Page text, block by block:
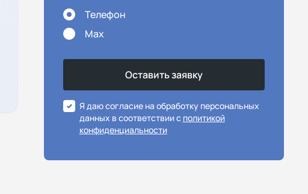
Телефон
Max
Я даю согласие на обработку персональных
данных в соответствии с политикой
конфиденциальности